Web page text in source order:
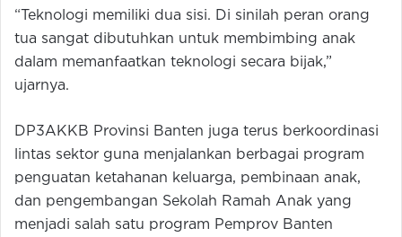
“Teknologi memiliki dua sisi. Di sinilah peran orang
tua sangat dibutuhkan untuk membimbing anak
dalam memanfaatkan teknologi secara bijak,”
ujarnya.
DP3AKKB Provinsi Banten juga terus berkoordinasi
lintas sektor guna menjalankan berbagai program
penguatan ketahanan keluarga, pembinaan anak,
dan pengembangan Sekolah Ramah Anak yang
menjadi salah satu program Pemprov Banten